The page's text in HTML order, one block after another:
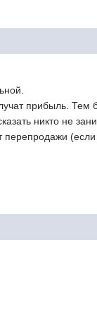
прибыль.
никто не
(если